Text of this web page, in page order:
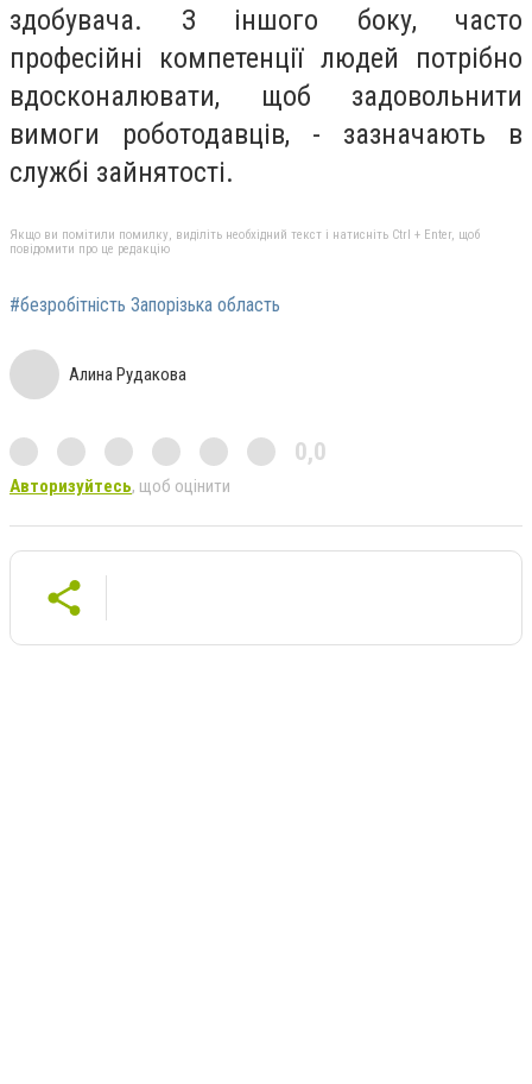
здобувача. З іншого боку, часто
професійні компетенції людей потрібно
вдосконалювати, щоб задовольнити
вимоги роботодавців, - зазначають в
службі зайнятості.
Якщо ви помітили помилку, виділіть необхідний текст і натисніть Ctrl + Enter, щоб
повідомити про це редакцію
#безробітність Запорізька область
Алина Рудакова
0,0
Авторизуйтесь, щоб оцінити